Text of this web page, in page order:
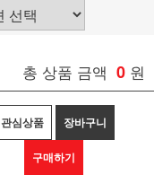
총 상품 금액 0 원
관심상품 장바구니
구매하기